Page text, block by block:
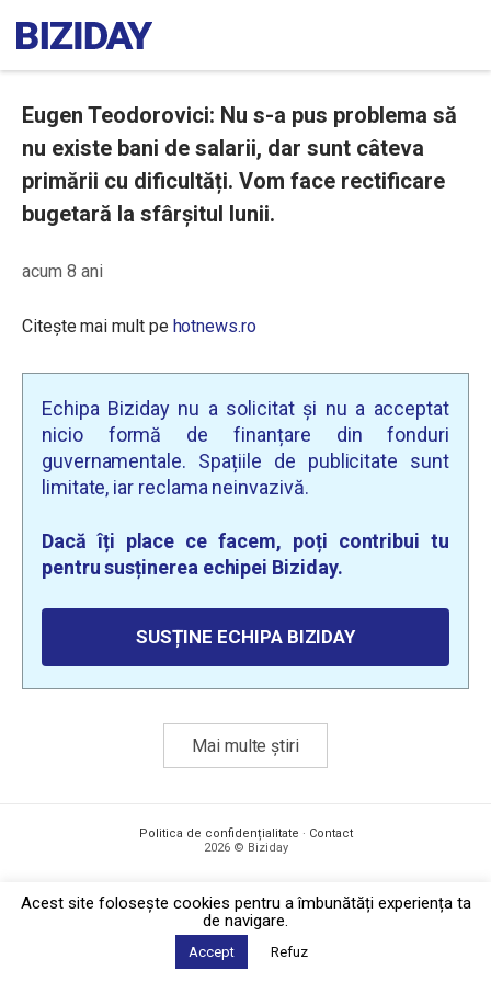
Eugen Teodorovici: Nu s-a pus problema să
nu existe bani de salarii, dar sunt câteva
primării cu dificultăți. Vom face rectificare
bugetară la sfârșitul lunii.
acum 8 ani
Citește mai mult pe hotnews.ro
Echipa Biziday nu a solicitat și nu a acceptat
nicio formă de finanțare din fonduri
guvernamentale. Spațiile de publicitate sunt
limitate, iar reclama neinvazivă.
Dacă îți place ce facem, poți contribui tu
pentru susținerea echipei Biziday.
SUSȚINE ECHIPA BIZIDAY
Mai multe știri
Politica de confidențialitate · Contact
2026 © Biziday
Acest site foloseşte cookies pentru a îmbunătăți experiența ta
de navigare.
Accept Refuz